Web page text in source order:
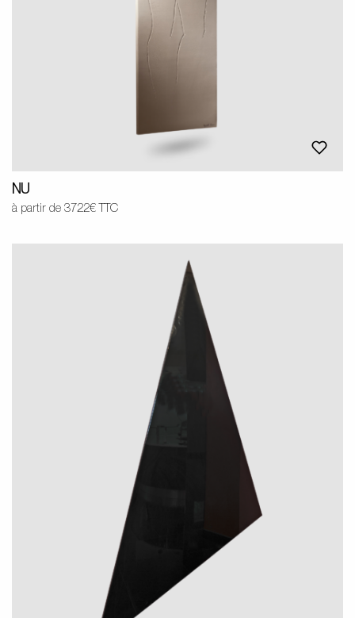
NU
à partir de 3722€ TTC